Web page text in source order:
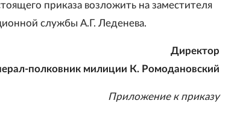
приказа возложить на заместителя
службы А.Г. Леденева.
Директор
полковник милиции К. Ромодановский
Приложение к приказу